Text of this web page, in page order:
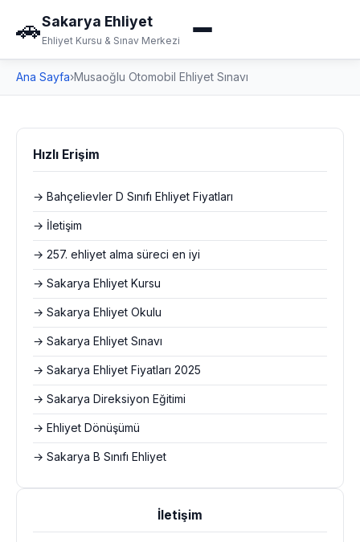
🚗Sakarya Ehliyet
Ehliyet Kursu & Sınav Merkezi
Ana Sayfa›Musaoğlu Otomobil Ehliyet Sınavı
Hızlı Erişim
→ Bahçelievler D Sınıfı Ehliyet Fiyatları
→ İletişim
→ 257. ehliyet alma süreci en iyi
→ Sakarya Ehliyet Kursu
→ Sakarya Ehliyet Okulu
→ Sakarya Ehliyet Sınavı
→ Sakarya Ehliyet Fiyatları 2025
→ Sakarya Direksiyon Eğitimi
→ Ehliyet Dönüşümü
→ Sakarya B Sınıfı Ehliyet
İletişim